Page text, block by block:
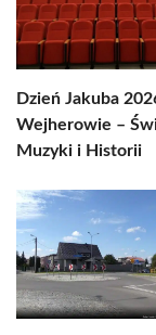
Dzień Jakuba
Wejherowie –
Muzyki i Historii